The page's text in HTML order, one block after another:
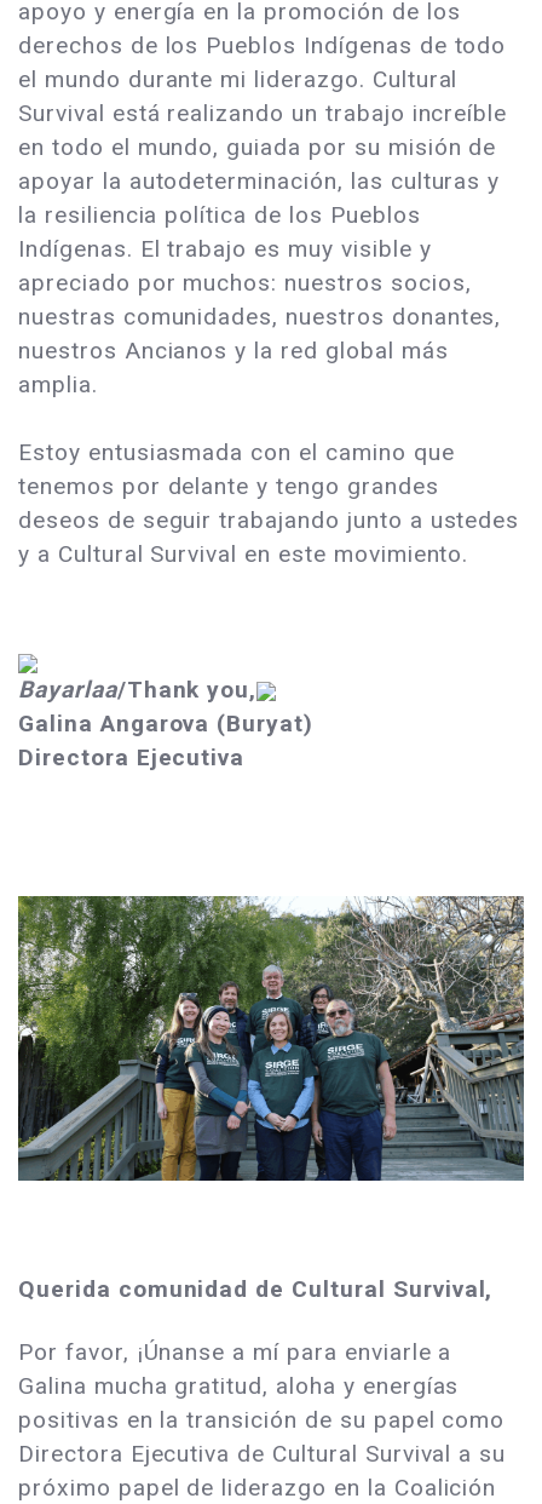
apoyo y energía en la promoción de los
derechos de los Pueblos Indígenas de todo
el mundo durante mi liderazgo. Cultural
Survival está realizando un trabajo increíble
en todo el mundo, guiada por su misión de
apoyar la autodeterminación, las culturas y
la resiliencia política de los Pueblos
Indígenas. El trabajo es muy visible y
apreciado por muchos: nuestros socios,
nuestras comunidades, nuestros donantes,
nuestros Ancianos y la red global más
amplia.
Estoy entusiasmada con el camino que
tenemos por delante y tengo grandes
deseos de seguir trabajando junto a ustedes
y a Cultural Survival en este movimiento.
Bayarlaa/Thank you,
Galina Angarova (Buryat)
Directora Ejecutiva
Querida comunidad de Cultural Survival,
Por favor, ¡Únanse a mí para enviarle a
Galina mucha gratitud, aloha y energías
positivas en la transición de su papel como
Directora Ejecutiva de Cultural Survival a su
próximo papel de liderazgo en la Coalición